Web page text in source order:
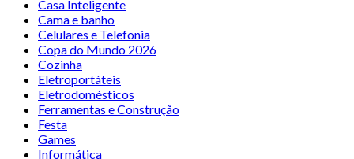
Casa Inteligente
Cama e banho
Celulares e Telefonia
Copa do Mundo 2026
Cozinha
Eletroportáteis
Eletrodomésticos
Ferramentas e Construção
Festa
Games
Informática